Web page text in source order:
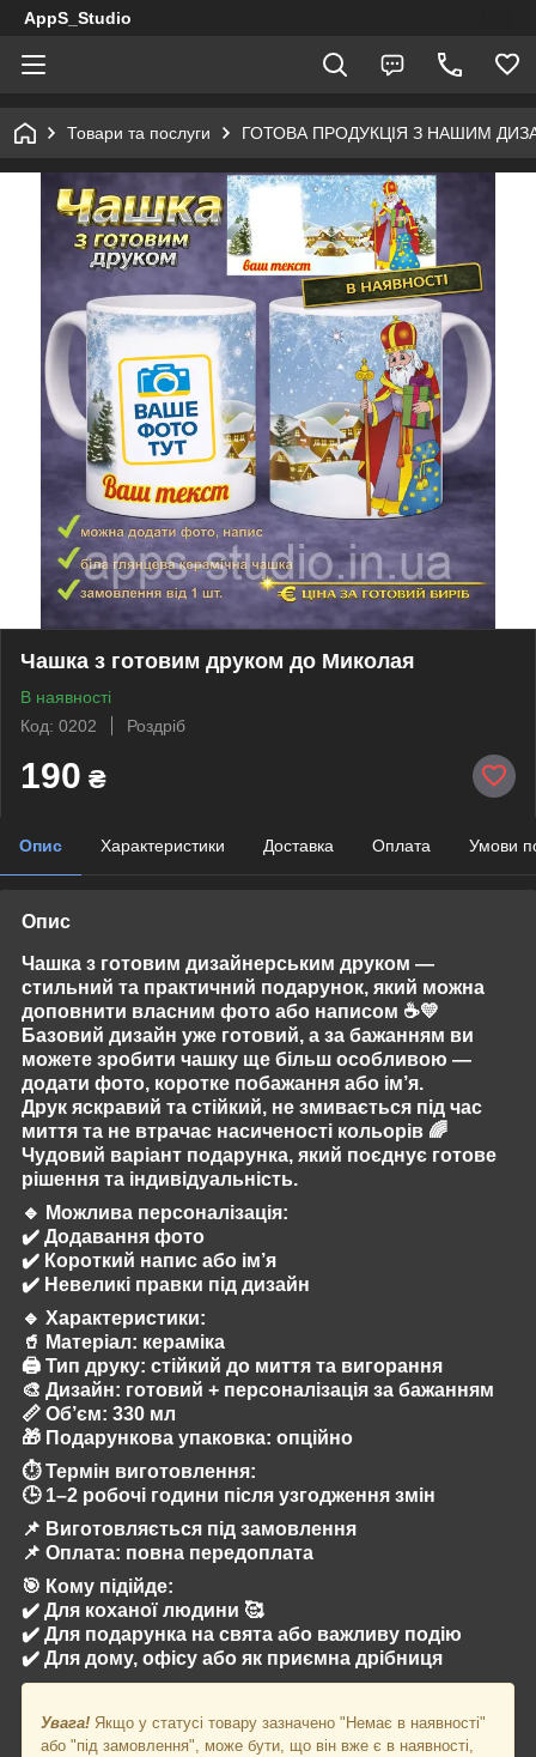
AppS_Studio
Товари та послуги ГОТОВА ПРОДУКЦІЯ З НАШИМ
Чашка з готовим друком до Миколая
В наявності
Код: 0202
Роздріб
190 ₴
Опис Характеристики Доставка Оплата Умови
Опис
Чашка з готовим дизайнерським друком —
стильний та практичний подарунок, який можна
доповнити власним фото або написом ☕💛
Базовий дизайн уже готовий, а за бажанням ви
можете зробити чашку ще більш особливою —
додати фото, коротке побажання або ім’я.
Друк яскравий та стійкий, не змивається під час
миття та не втрачає насиченості кольорів 🌈
Чудовий варіант подарунка, який поєднує готове
рішення та індивідуальність.
🔹 Можлива персоналізація:
✔️ Додавання фото
✔️ Короткий напис або ім’я
✔️ Невеликі правки під дизайн
🔹 Характеристики:
🥤 Матеріал: кераміка
🖨️ Тип друку: стійкий до миття та вигорання
🎨 Дизайн: готовий + персоналізація за бажанням
📏 Об’єм: 330 мл
🎁 Подарункова упаковка: опційно
⏱️Термін виготовлення:
🕒 1–2 робочі години після узгодження змін
📌 Виготовляється під замовлення
📌 Оплата: повна передоплата
🎯 Кому підійде:
✔️ Для коханої людини 🥰
✔️ Для подарунка на свята або важливу подію
✔️ Для дому, офісу або як приємна дрібниця
Увага! Якщо у статусі товару зазначено "Немає в наявності"
або "під замовлення", може бути, що він вже є в наявності,